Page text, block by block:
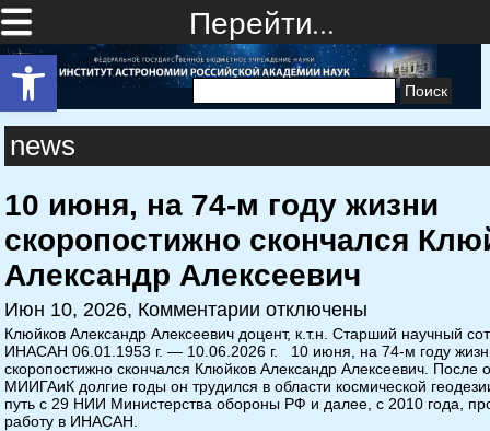
Открыть панель инструментов
Перейти…
Найти:
news
10 июня, на 74-м году жизни
скоропостижно скончался
Александр Алексеевич
Июн 10, 2026, Комментарии отключены
Клюйков Александр Алексеевич доцент, к.т.н. Старший научный
ИНАСАН 06.01.1953 г. — 10.06.2026 г. 10 июня, на 74-м году
скоропостижно скончался Клюйков Александр Алексеевич. После
МИИГАиК долгие годы он трудился в области космической
путь с 29 НИИ Министерства обороны РФ и далее, с 2010 года,
работу в ИНАСАН.